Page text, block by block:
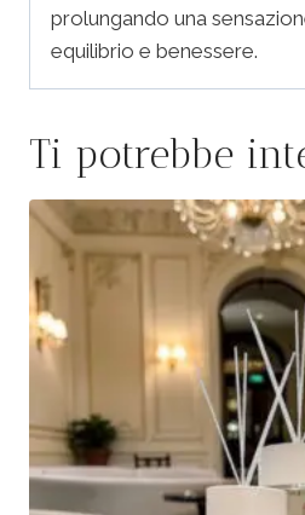
prolungando una
equilibrio e benessere.
Ti potrebbe